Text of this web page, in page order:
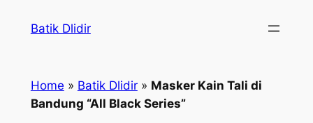
Batik Dlidir
Home » Batik Dlidir» Masker Kain Tali di
Bandung “All Black Series”